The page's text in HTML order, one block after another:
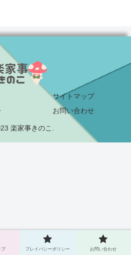
サイトマップ
お問い合わせ
楽家事きのこ.
プ プレイバシーポリシー お問い合わせ